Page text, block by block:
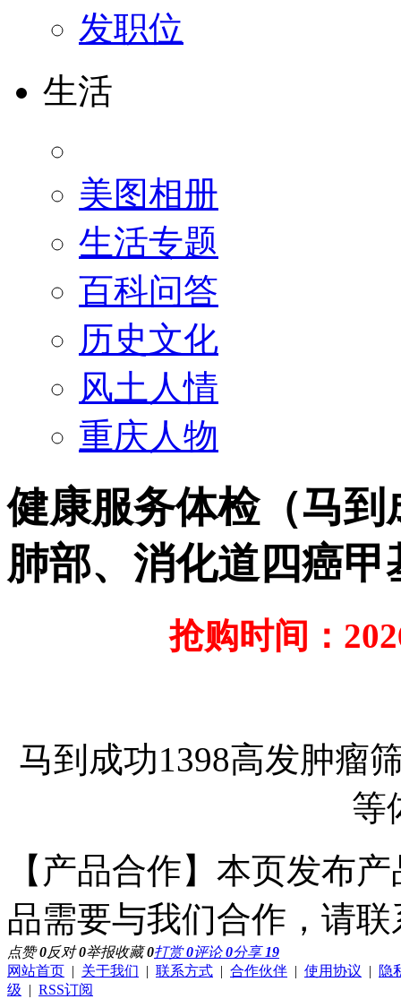
发职位
生活
美图相册
生活专题
百科问答
历史文化
风土人情
重庆人物
健康服务体检（马到
肺部、消化道四癌甲
抢购时间：
马到成功1398高发肿瘤
等
【产品合作】本页发布
品需要与我们合作，请联
点赞0反对0举报收藏0打赏0评论0分享 19
网站首页 | 关于我们 | 联系方式 | 合作伙伴 | 使用协议 |
隐
级 | RSS订阅